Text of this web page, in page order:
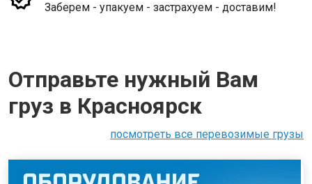
Заберем - упакуем - застрахуем - доставим!
Отправьте нужный Вам
груз в Красноярск
посмотреть все перевозимые грузы